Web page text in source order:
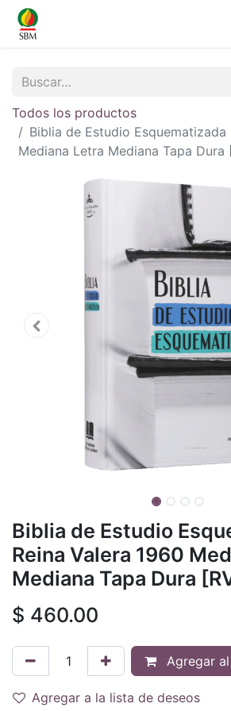
Todos los productos
Biblia de Estudio Esquematizada
Mediana Letra Mediana Tapa Dura
Biblia de Estudio
Reina Valera 1960
Mediana Tapa Dura
$ 460.00
Agregar
Agregar a la lista de deseos